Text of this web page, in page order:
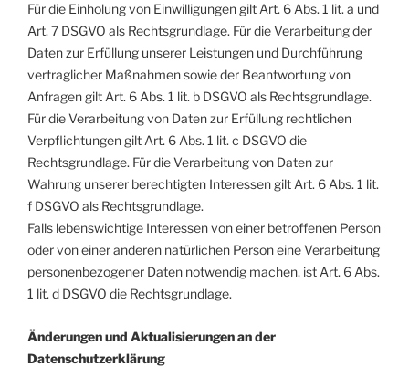
Für die Einholung von Einwilligungen gilt Art. 6 Abs. 1 lit. a und
Art. 7 DSGVO als Rechtsgrundlage. Für die Verarbeitung der
Daten zur Erfüllung unserer Leistungen und Durchführung
vertraglicher Maßnahmen sowie der Beantwortung von
Anfragen gilt Art. 6 Abs. 1 lit. b DSGVO als Rechtsgrundlage.
Für die Verarbeitung von Daten zur Erfüllung rechtlichen
Verpflichtungen gilt Art. 6 Abs. 1 lit. c DSGVO die
Rechtsgrundlage. Für die Verarbeitung von Daten zur
Wahrung unserer berechtigten Interessen gilt Art. 6 Abs. 1 lit.
f DSGVO als Rechtsgrundlage.
Falls lebenswichtige Interessen von einer betroffenen Person
oder von einer anderen natürlichen Person eine Verarbeitung
personenbezogener Daten notwendig machen, ist Art. 6 Abs.
1 lit. d DSGVO die Rechtsgrundlage.
Änderungen und Aktualisierungen an der
Datenschutzerklärung